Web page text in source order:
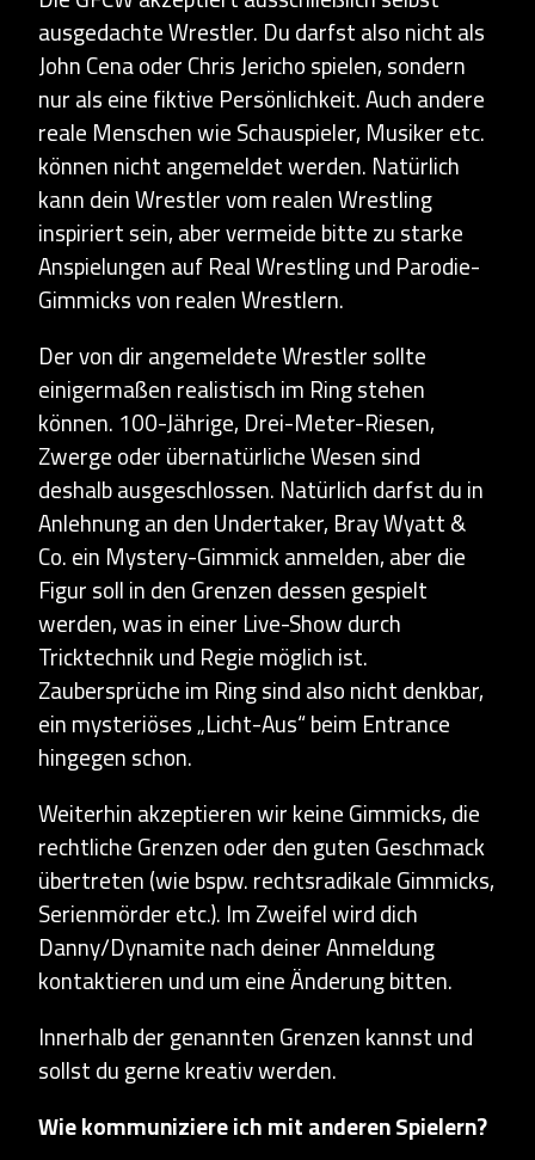
ausgedachte Wrestler. Du darfst also nicht als
John Cena oder Chris Jericho spielen, sondern
nur als eine fiktive Persönlichkeit. Auch andere
reale Menschen wie Schauspieler, Musiker etc.
können nicht angemeldet werden. Natürlich
kann dein Wrestler vom realen Wrestling
inspiriert sein, aber vermeide bitte zu starke
Anspielungen auf Real Wrestling und Parodie-
Gimmicks von realen Wrestlern.
Der von dir angemeldete Wrestler sollte
einigermaßen realistisch im Ring stehen
können. 100-Jährige, Drei-Meter-Riesen,
Zwerge oder übernatürliche Wesen sind
deshalb ausgeschlossen. Natürlich darfst du in
Anlehnung an den Undertaker, Bray Wyatt &
Co. ein Mystery-Gimmick anmelden, aber die
Figur soll in den Grenzen dessen gespielt
werden, was in einer Live-Show durch
Tricktechnik und Regie möglich ist.
Zaubersprüche im Ring sind also nicht denkbar,
ein mysteriöses „Licht-Aus“ beim Entrance
hingegen schon.
Weiterhin akzeptieren wir keine Gimmicks, die
rechtliche Grenzen oder den guten Geschmack
übertreten (wie bspw. rechtsradikale Gimmicks,
Serienmörder etc.). Im Zweifel wird dich
Danny/Dynamite nach deiner Anmeldung
kontaktieren und um eine Änderung bitten.
Innerhalb der genannten Grenzen kannst und
sollst du gerne kreativ werden.
Wie kommuniziere ich mit anderen Spielern?